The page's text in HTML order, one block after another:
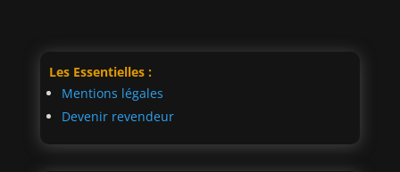
Les Essentielles :
Mentions légales
Devenir revendeur